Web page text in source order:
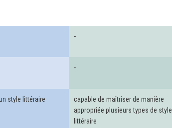
-
-
style littéraire
capable de maîtriser de manière
appropriée plusieurs types de style
littéraire